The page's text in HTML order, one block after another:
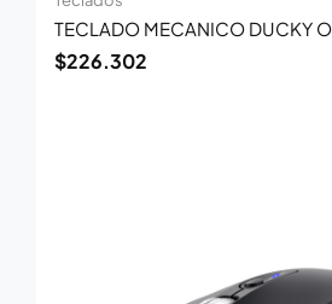
TECLADO MECANICO DUCKY
$226.302